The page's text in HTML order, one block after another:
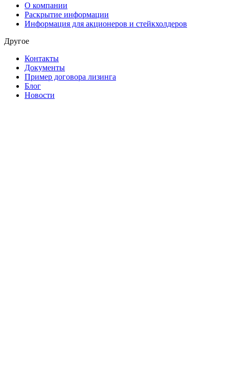
О компании
Раскрытие информации
Информация для акционеров и стейкхолдеров
Другое
Контакты
Документы
Пример договора лизинга
Блог
Новости